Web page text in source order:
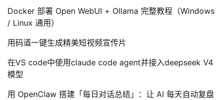
Docker 部署 Open WebUI + Ollama 完整教程（Windows
/ Linux 通用）
用码道一键生成精美短视频宣传片
在VS code中使用claude code agent并接入deepseek V4
模型
用 OpenClaw 搭建「每日对话总结」：让 AI 每天自动复盘